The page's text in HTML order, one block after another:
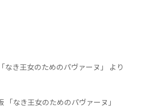
なき王女のためのパヴァーヌ」 より
「なき王女のためのパヴァーヌ」